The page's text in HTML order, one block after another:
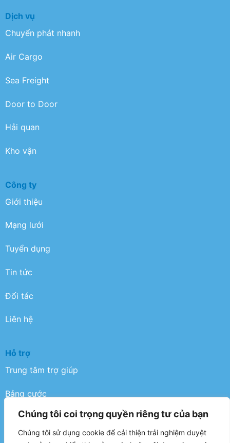
Chúng tôi coi trọng quyền riêng tư của bạn
Chúng tôi sử dụng cookie để cải thiện trải nghiệm duyệt
Dịch vụ
Chuyển phát nhanh
Air Cargo
Sea Freight
Door to Door
Hải quan
Kho vận
Công ty
Giới thiệu
Mạng lưới
Tuyển dụng
Tin tức
Đối tác
Liên hệ
Hỗ trợ
Trung tâm trợ giúp
Bảng cước
Điều khoản
Chính sách bảo mật